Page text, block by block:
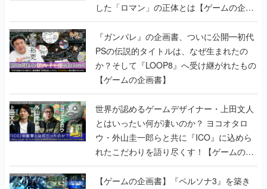
した「ロマン」の正体とは【ゲームの企画
書】
『ガンパレ』の企画書、ついに公開━初代
PSの伝説的タイトルは、なぜ生まれたの
か？そして『LOOP8』へ受け継がれたもの
【ゲームの企画書】
世界が認めるゲームデザイナー・上田文人
とはいったい何が凄いのか？ ヨコオタロ
ウ・外山圭一郎らと共に『ICO』に込めら
れたこだわりを語り尽くす！【ゲームの企
画書】
【ゲームの企画書】『ペルソナ3』を築き